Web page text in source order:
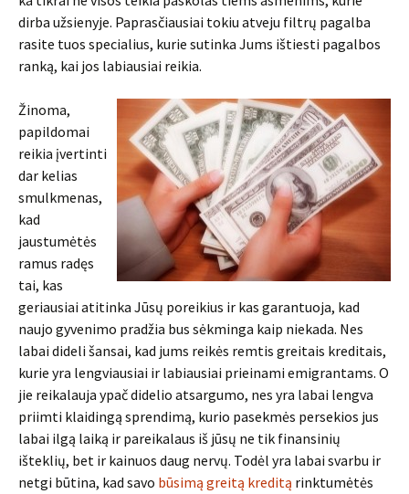
dirba užsienyje. Paprasčiausiai tokiu atveju filtrų pagalba
rasite tuos specialius, kurie sutinka Jums ištiesti pagalbos
ranką, kai jos labiausiai reikia.
Žinoma,
papildomai
reikia įvertinti
dar kelias
smulkmenas,
kad
jaustumėtės
ramus radęs
tai, kas
geriausiai atitinka Jūsų poreikius ir kas garantuoja, kad
naujo gyvenimo pradžia bus sėkminga kaip niekada. Nes
labai dideli šansai, kad jums reikės remtis greitais kreditais,
kurie yra lengviausiai ir labiausiai prieinami emigrantams. O
jie reikalauja ypač didelio atsargumo, nes yra labai lengva
priimti klaidingą sprendimą, kurio pasekmės persekios jus
labai ilgą laiką ir pareikalaus iš jūsų ne tik finansinių
išteklių, bet ir kainuos daug nervų. Todėl yra labai svarbu ir
netgi būtina, kad savo būsimą greitą kreditą rinktumėtės